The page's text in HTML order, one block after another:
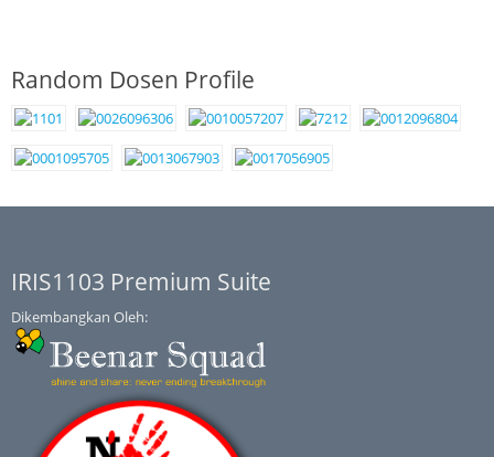
Random Dosen Profile
IRIS1103 Premium Suite
Dikembangkan Oleh: